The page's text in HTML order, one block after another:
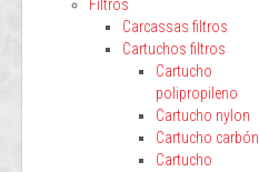
Filtros
Carcassas filtros
Cartuchos filtros
Cartucho
polipropileno
Cartucho nylon
Cartucho carbón
Cartucho